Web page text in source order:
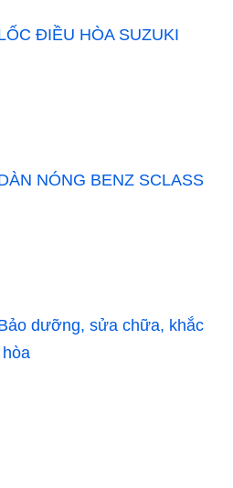
ĐIỀU HÒA SUZUKI
NÓNG BENZ SCLASS
dưỡng, sửa chữa, khắc